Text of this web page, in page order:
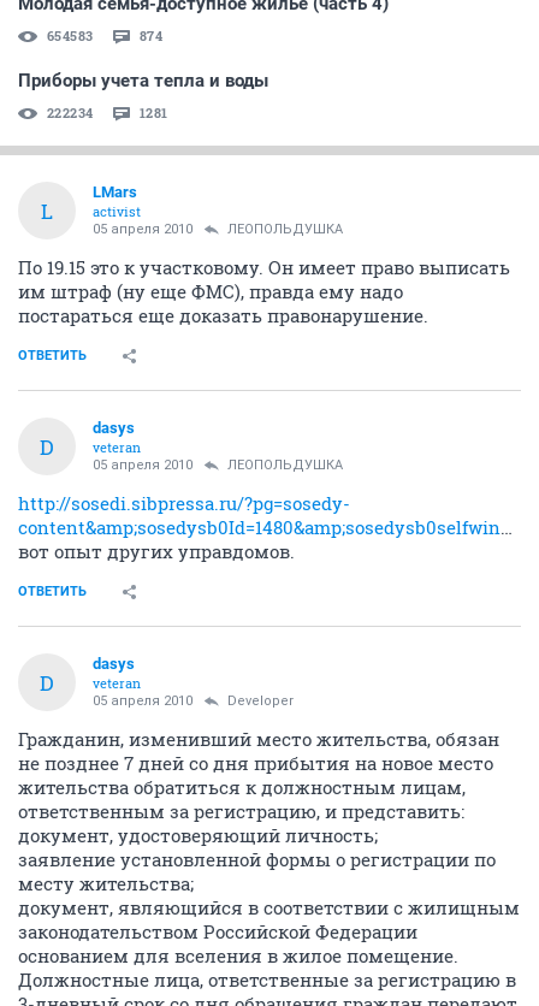
654583 874
Приборы учета тепла и воды
222234 1281
L
LMars
activist
05 апреля 2010 ЛЕОПОЛЬДУШКА
По 19.15 это к участковому. Он имеет право выписать
им штраф (ну еще ФМС), правда ему надо
постараться еще доказать правонарушение.
ОТВЕТИТЬ
D
dasys
veteran
05 апреля 2010 ЛЕОПОЛЬДУШКА
http://sosedi.sibpressa.ru/?pg=sosedy-
content&amp;sosedysb0Id=1480&amp;sosedysb0selfwin=1#article-
вот опыт других управдомов.
ОТВЕТИТЬ
D
dasys
veteran
05 апреля 2010 Developer
Гражданин, изменивший место жительства, обязан
не позднее 7 дней со дня прибытия на новое место
жительства обратиться к должностным лицам,
ответственным за регистрацию, и представить:
документ, удостоверяющий личность;
заявление установленной формы о регистрации по
месту жительства;
документ, являющийся в соответствии с жилищным
законодательством Российской Федерации
основанием для вселения в жилое помещение.
Должностные лица, ответственные за регистрацию в